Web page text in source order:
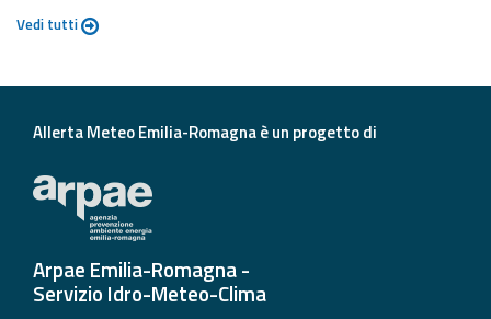
Vedi tutti
Allerta Meteo Emilia-Romagna è un progetto di
Arpae Emilia-Romagna -
Servizio Idro-Meteo-Clima